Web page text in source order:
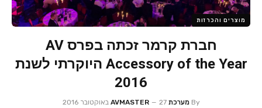
מוצרים והכרזות
חברת קרמר זכתה בפרס AV
Accessory of the Year היוקרתי לשנת
2016
By מערכת AVMASTER27 באוקטובר 2016